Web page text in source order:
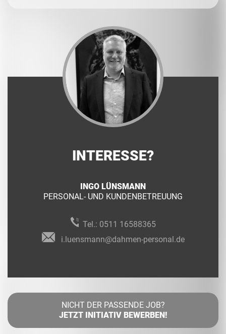
INTERESSE?
INGO LÜNSMANN
PERSONAL- UND KUNDENBETREUUNG
Tel.: 0511 16588365
i.luensmann@dahmen-personal.de
NICHT DER PASSENDE JOB?
JETZT INITIATIV BEWERBEN!